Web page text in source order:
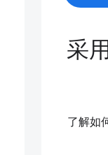
采
了解如